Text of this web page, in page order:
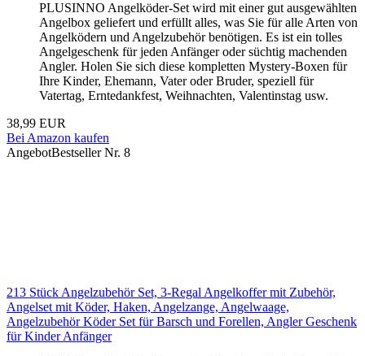
PLUSINNO Angelköder-Set wird mit einer gut ausgewählten
Angelbox geliefert und erfüllt alles, was Sie für alle Arten von
Angelködern und Angelzubehör benötigen. Es ist ein tolles
Angelgeschenk für jeden Anfänger oder süchtig machenden
Angler. Holen Sie sich diese kompletten Mystery-Boxen für
Ihre Kinder, Ehemann, Vater oder Bruder, speziell für
Vatertag, Erntedankfest, Weihnachten, Valentinstag usw.
38,99 EUR
Bei Amazon kaufen
AngebotBestseller Nr. 8
213 Stück Angelzubehör Set, 3-Regal Angelkoffer mit Zubehör,
Angelset mit Köder, Haken, Angelzange, Angelwaage,
Angelzubehör Köder Set für Barsch und Forellen, Angler Geschenk
für Kinder Anfänger